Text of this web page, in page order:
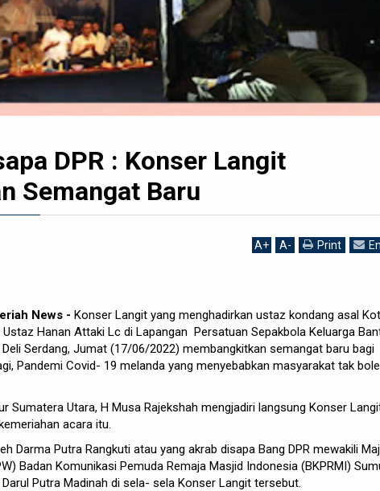
DPR : Konser Langit
Semangat Baru
A+ A- Print
News - Konser Langit yang menghadirkan ustaz kondang asal
Hanan Attaki Lc di Lapangan Persatuan Sepakbola Keluarga
Serdang, Jumat (17/06/2022) membangkitkan semangat baru bagi
Pandemi Covid- 19 melanda yang menyebabkan masyarakat tak
Sumatera Utara, H Musa Rajekshah mengjadiri langsung Konser
acara itu.
Darma Putra Rangkuti atau yang akrab disapa Bang DPR mewakili
Badan Komunikasi Pemuda Remaja Masjid Indonesia (BKPRMI)
Putra Madinah di sela- sela Konser Langit tersebut.